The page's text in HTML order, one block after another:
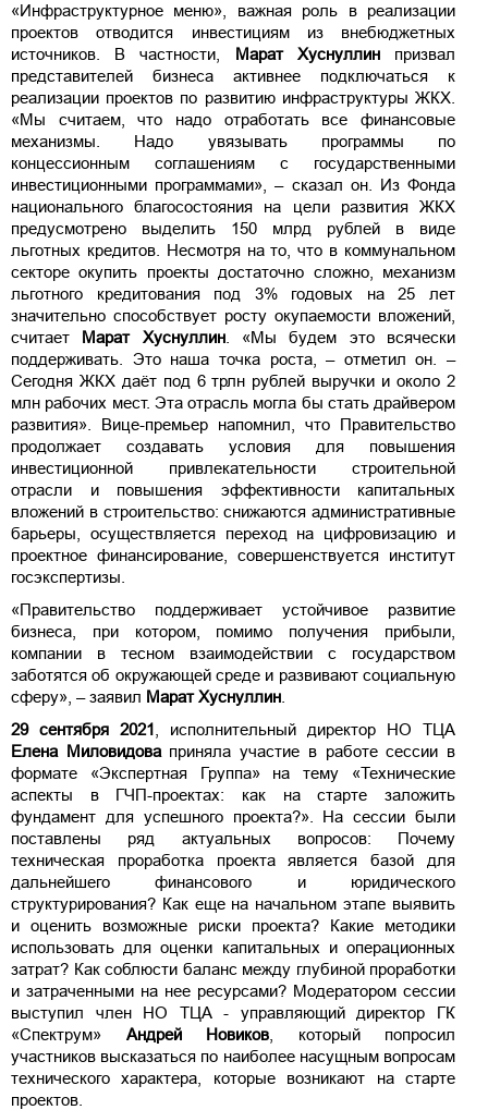
«Инфраструктурное меню», важная роль в реализации
проектов отводится инвестициям из внебюджетных
источников. В частности, Марат Хуснуллинпризвал
представителей бизнеса активнее подключаться к
реализации проектов по развитию инфраструктуры ЖКХ.
«Мы считаем, что надо отработать все финансовые
механизмы. Надо увязывать программы по
концессионным соглашениям с государственными
инвестиционными программами», – сказал он. Из Фонда
национального благосостояния на цели развития ЖКХ
предусмотрено выделить 150 млрд рублей в виде
льготных кредитов. Несмотря на то, что в коммунальном
секторе окупить проекты достаточно сложно, механизм
льготного кредитования под 3% годовых на 25 лет
значительно способствует росту окупаемости вложений,
считает Марат Хуснуллин. «Мы будем это всячески
поддерживать. Это наша точка роста, – отметил он. –
Сегодня ЖКХ даёт под 6 трлн рублей выручки и около 2
млн рабочих мест. Эта отрасль могла бы стать драйвером
развития». Вице-премьер напомнил, что Правительство
продолжает создавать условия для повышения
инвестиционной привлекательности строительной
отрасли и повышения эффективности капитальных
вложений в строительство: снижаются административные
барьеры, осуществляется переход на цифровизацию и
проектное финансирование, совершенствуется институт
госэкспертизы.
«Правительство поддерживает устойчивое развитие
бизнеса, при котором, помимо получения прибыли,
компании в тесном взаимодействии с государством
заботятся об окружающей среде и развивают социальную
сферу», – заявил Марат Хуснуллин
29 сентября 2021
, исполнительный директор НО ТЦА
Елена Миловидова приняла участие в работе сессии в
формате «Экспертная Группа» на тему «Технические
аспекты в ГЧП-проектах: как на старте заложить
фундамент для успешного проекта?». На сессии были
поставлены ряд актуальных вопросов: Почему
техническая проработка проекта является базой для
дальнейшего финансового и юридического
структурирования? Как еще на начальном этапе выявить
и оценить возможные риски проекта? Какие методики
использовать для оценки капитальных и операционных
затрат? Как соблюсти баланс между глубиной проработки
и затраченными на нее ресурсами? Модератором сессии
выступил член НО ТЦА - управляющий директор ГК
«Спектрум» Андрей Новиков , который попросил
участников высказаться по наиболее насущным вопросам
технического характера, которые возникают на старте
проектов.